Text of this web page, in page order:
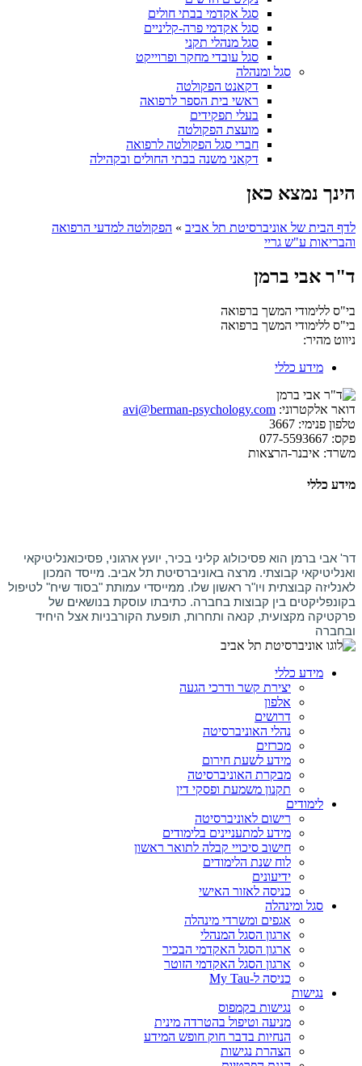
סגל אקדמי בבתי חולים
סגל אקדמי פרה-קליניים
סגל מנהלי תקני
סגל עובדי מחקר ופרוייקט
סגל ומנהלה
דקאנט הפקולטה
ראשי בית הספר לרפואה
בעלי תפקידים
מועצת הפקולטה
חברי סגל הפקולטה לרפואה
דקאני משנה בבתי החולים ובקהילה
הינך נמצא כאן
לדף הבית של אוניברסיטת תל אביב » הפקולטה למדעי הרפואה
והבריאות ע"ש גריי
ד"ר אבי ברמן
בי"ס ללימודי המשך ברפואה
בי"ס ללימודי המשך ברפואה
ניווט מהיר:
מידע כללי
דואר אלקטרוני: avi@berman-psychology.com
טלפון פנימי:
פקס:
משרד: איבנר-הרצאות
מידע כללי
דר' אבי ברמן הוא פסיכולוג קליני בכיר, יועץ ארגוני, פסיכואנליטיקאי
ואנליטיקאי קבוצתי. מרצה באוניברסיטת תל אביב. מייסד המכון
לאנליזה קבוצתית ויו"ר ראשון שלו. ממייסדי עמותת "בסוד שיח" לטיפול
בקונפליקטים בין קבוצות בחברה. כתיבתו עוסקת בנושאים של
פרקטיקה מקצועית, קנאה ותחרות, תופעת הקורבניות אצל היחיד
ובחברה
מידע כללי
יצירת קשר ודרכי הגעה
אלפון
דרושים
נהלי האוניברסיטה
מכרזים
מידע לשעת חירום
מבקרת האוניברסיטה
תקנון משמעת ופסקי דין
לימודים
רישום לאוניברסיטה
מידע למתעניינים בלימודים
חישוב סיכויי קבלה לתואר ראשון
לוח שנת הלימודים
ידיעונים
כניסה לאזור האישי
סגל ומינהלה
אגפים ומשרדי מינהלה
ארגון הסגל המנהלי
ארגון הסגל האקדמי הבכיר
ארגון הסגל האקדמי הזוטר
כניסה ל-My Tau
נגישות
נגישות בקמפוס
מניעה וטיפול בהטרדה מינית
הנחיות בדבר חוק חופש המידע
הצהרת נגישות